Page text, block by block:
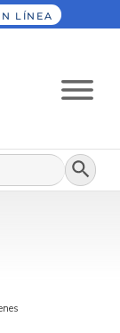
LÍNEA
Botón